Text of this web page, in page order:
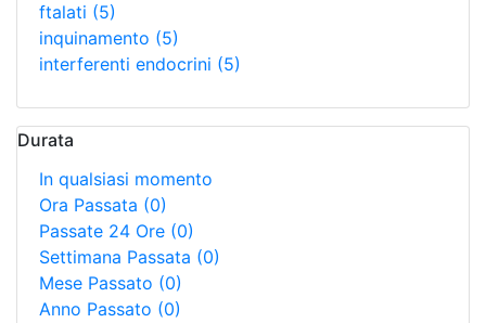
ftalati (5)
inquinamento (5)
interferenti endocrini (5)
Durata
In qualsiasi momento
Ora Passata (0)
Passate 24 Ore (0)
Settimana Passata (0)
Mese Passato (0)
Anno Passato (0)